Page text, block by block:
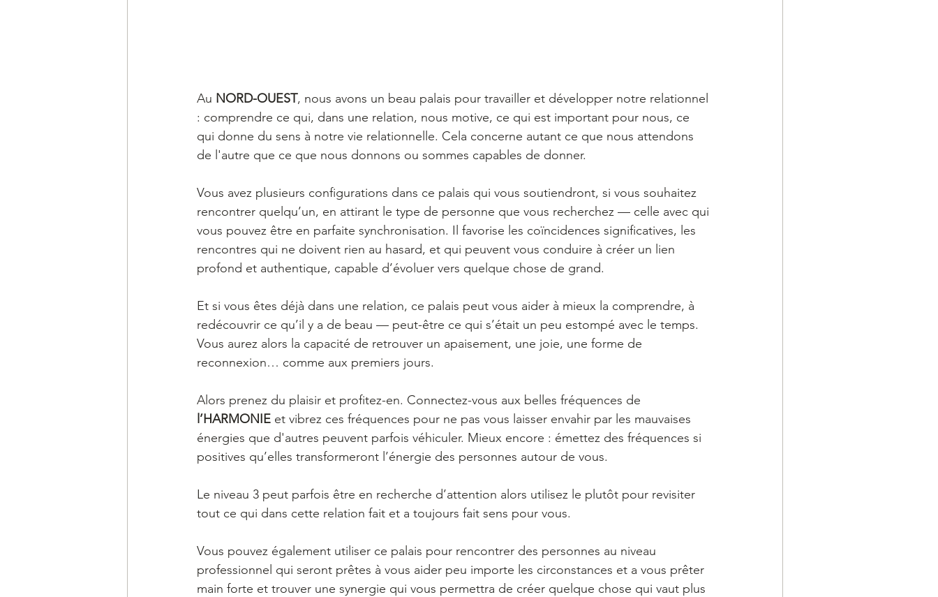
Au NORD-OUEST, nous avons un beau palais pour travailler et développer notre relationnel
: comprendre ce qui, dans une relation, nous motive, ce qui est important pour nous, ce
qui donne du sens à notre vie relationnelle. Cela concerne autant ce que nous attendons
de l'autre que ce que nous donnons ou sommes capables de donner.
Vous avez plusieurs configurations dans ce palais qui vous soutiendront, si vous souhaitez
rencontrer quelqu’un, en attirant le type de personne que vous recherchez — celle avec qui
vous pouvez être en parfaite synchronisation. Il favorise les coïncidences significatives, les
rencontres qui ne doivent rien au hasard, et qui peuvent vous conduire à créer un lien
profond et authentique, capable d’évoluer vers quelque chose de grand.
Et si vous êtes déjà dans une relation, ce palais peut vous aider à mieux la comprendre, à
redécouvrir ce qu’il y a de beau — peut-être ce qui s’était un peu estompé avec le temps.
Vous aurez alors la capacité de retrouver un apaisement, une joie, une forme de
reconnexion… comme aux premiers jours.
Alors prenez du plaisir et profitez-en. Connectez-vous aux belles fréquences de
l’HARMONIE et vibrez ces fréquences pour ne pas vous laisser envahir par les mauvaises
énergies que d'autres peuvent parfois véhiculer. Mieux encore : émettez des fréquences si
positives qu’elles transformeront l’énergie des personnes autour de vous.
Le niveau 3 peut parfois être en recherche d’attention alors utilisez le plutôt pour revisiter
tout ce qui dans cette relation fait et a toujours fait sens pour vous.
Vous pouvez également utiliser ce palais pour rencontrer des personnes au niveau
professionnel qui seront prêtes à vous aider peu importe les circonstances et a vous prêter
main forte et trouver une synergie qui vous permettra de créer quelque chose qui vaut plus